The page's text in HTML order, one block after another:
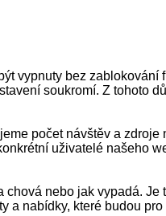
vypnuty bez zablokování
soukromí. Z tohoto
počet návštěv a zdroje
uživatelé našeho
nebo jak vypadá.
a nabídky, které budou